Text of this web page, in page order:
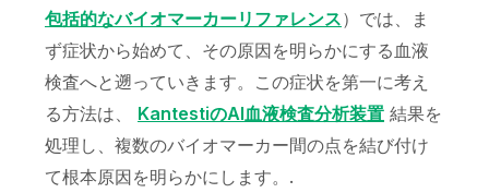
包括的なバイオマーカーリファレンス）では、ま
ず症状から始めて、その原因を明らかにする血液
検査へと遡っていきます。この症状を第一に考え
る方法は、 KantestiのAI血液検査分析装置 結果を
処理し、複数のバイオマーカー間の点を結び付け
て根本原因を明らかにします。.